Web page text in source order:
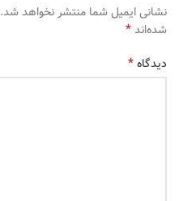
نشانی ایمیل شما منتشر نخواهد شد.
شده‌اند*
دیدگاه*